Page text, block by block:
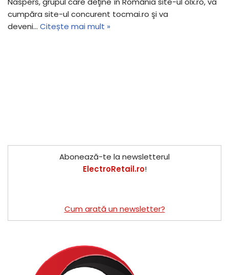
cumpăra site-ul concurent tocmai.ro şi va
deveni… Citește mai mult »
Abonează-te la newsletterul
ElectroRetail.ro!
Cum arată un newsletter?